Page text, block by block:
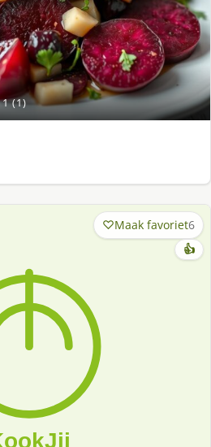
1 (1)
Maak favoriet6
👍